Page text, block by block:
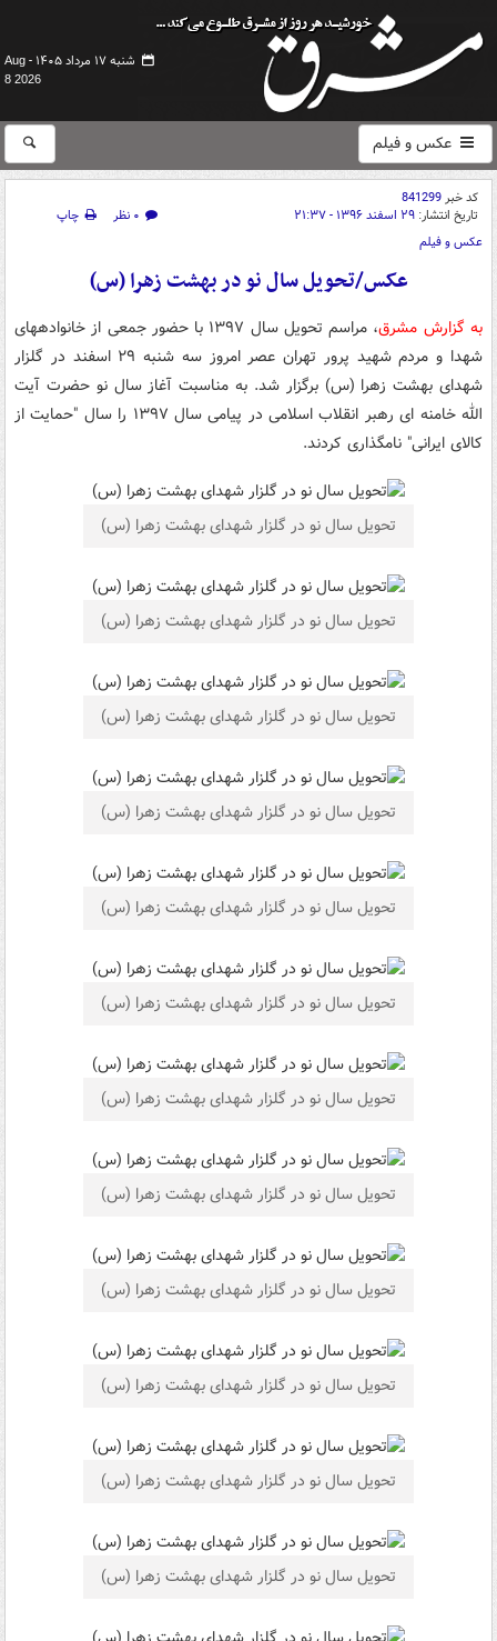
شنبه ۱۷ مرداد ۱۴۰۵ -
Aug
8 2026
عکس و فیلم
کد خبر841299
تاریخ انتشار: ۲۹ اسفند ۱۳۹۶ - ۲۱:۳۷ ۰ نظر
چاپ
عکس و فیلم
عکس/تحویل سال نو در بهشت زهرا (س)
به گزارش مشرق
، مراسم تحویل سال ۱۳۹۷ با حضور جمعی از خانواده‎های
شهدا و مردم شهید پرور تهران عصر امروز سه شنبه ۲۹ اسفند در گلزار
شهدای بهشت زهرا (س) برگزار شد. به مناسبت آغاز سال نو حضرت آیت
الله خامنه ای رهبر انقلاب اسلامی در پیامی سال ۱۳۹۷ را سال "حمایت از
کالای ایرانی" نام‎گذاری کردند.
تحویل سال نو در گلزار شهدای بهشت زهرا (س)
تحویل سال نو در گلزار شهدای بهشت زهرا (س)
تحویل سال نو در گلزار شهدای بهشت زهرا (س)
تحویل سال نو در گلزار شهدای بهشت زهرا (س)
تحویل سال نو در گلزار شهدای بهشت زهرا (س)
تحویل سال نو در گلزار شهدای بهشت زهرا (س)
تحویل سال نو در گلزار شهدای بهشت زهرا (س)
تحویل سال نو در گلزار شهدای بهشت زهرا (س)
تحویل سال نو در گلزار شهدای بهشت زهرا (س)
تحویل سال نو در گلزار شهدای بهشت زهرا (س)
تحویل سال نو در گلزار شهدای بهشت زهرا (س)
تحویل سال نو در گلزار شهدای بهشت زهرا (س)